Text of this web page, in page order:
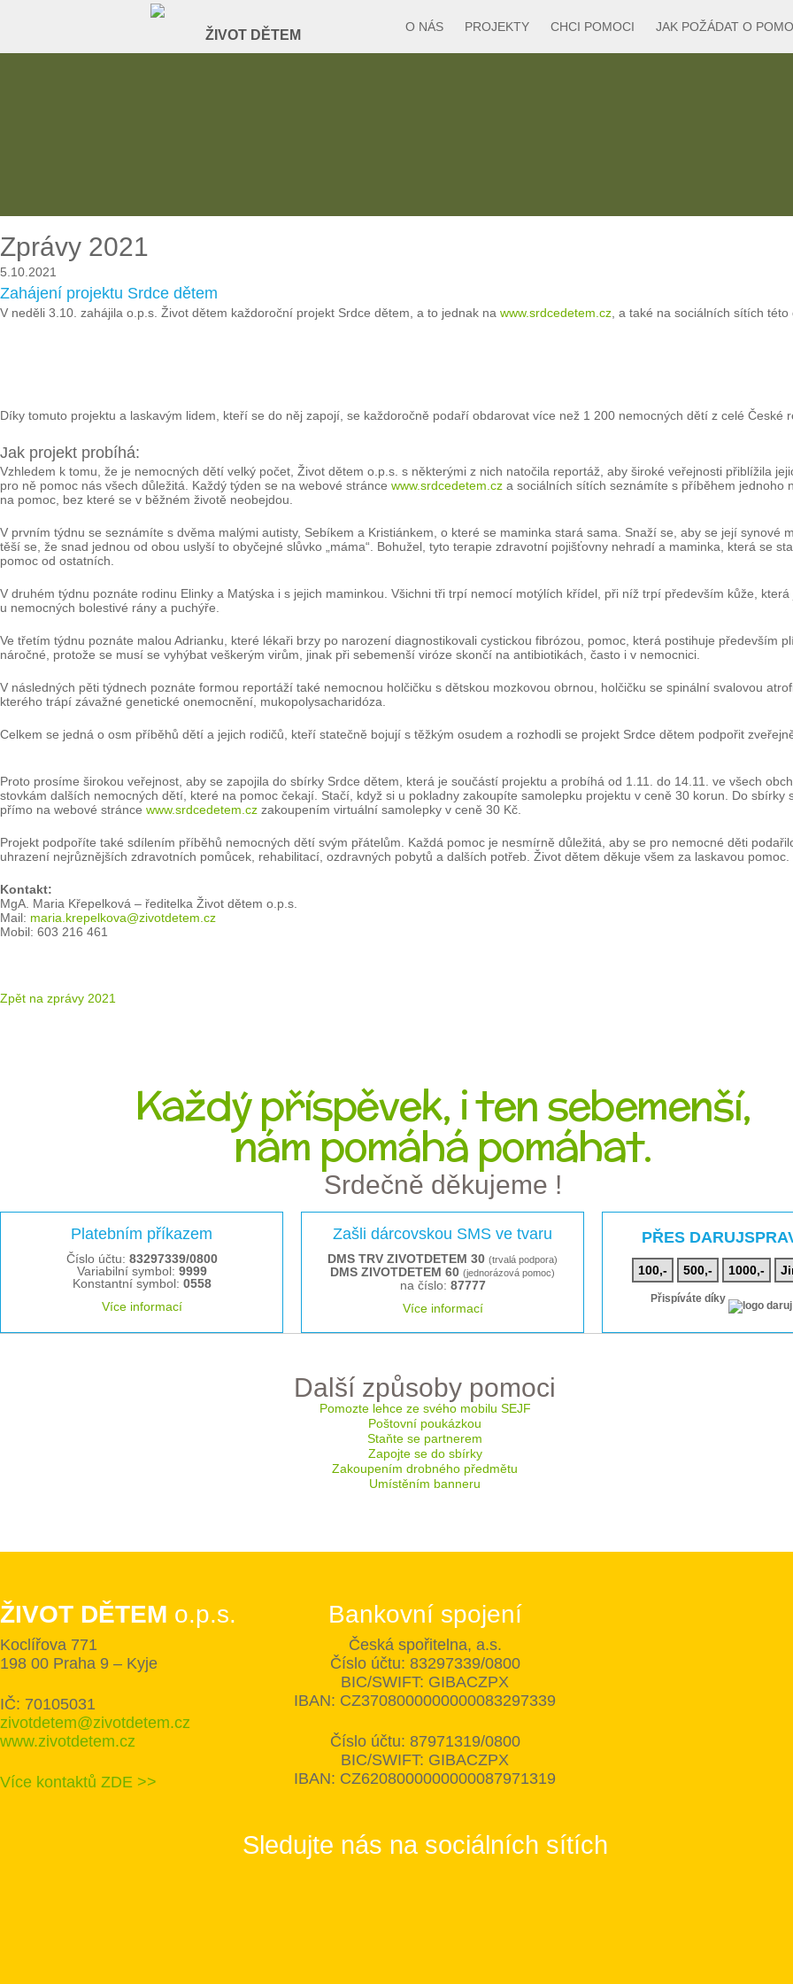
JAK POŽÁDAT O
CHCI POMOCI
PROJEKTY
O NÁS
Zprávy 2021
5.10.2021
Zahájení projektu Srdce dětem
V neděli 3.10. zahájila o.p.s. Život dětem každoroční projekt Srdce dětem, a to jednak na www.srdcedetem.cz , a také na sociálních sítích
Díky tomuto projektu a laskavým lidem, kteří se do něj zapojí, se každoročně podaří obdarovat více než 1 200 nemocných dětí z celé České
Jak projekt probíhá:
Vzhledem k tomu, že je nemocných dětí velký počet, Život dětem o.p.s. s některými z nich natočila reportáž, aby široké veřejnosti přiblížila
pro ně pomoc nás všech důležitá. Každý týden se na webové stránce www.srdcedetem.cz a sociálních sítích seznámíte s příběhem jednoho
na pomoc, bez které se v běžném životě neobejdou.
V prvním týdnu se seznámíte s dvěma malými autisty, Sebíkem a Kristiánkem, o které se maminka stará sama. Snaží se, aby se její synové
těší se, že snad jednou od obou uslyší to obyčejné slůvko „máma“. Bohužel, tyto terapie zdravotní pojišťovny nehradí a maminka, která se
pomoc od ostatních.
V druhém týdnu poznáte rodinu Elinky a Matýska i s jejich maminkou. Všichni tři trpí nemocí motýlích křídel, při níž trpí především kůže,
u nemocných bolestivé rány a puchýře.
Ve třetím týdnu poznáte malou Adrianku, které lékaři brzy po narození diagnostikovali cystickou fibrózou, pomoc, která postihuje především
náročné, protože se musí se vyhýbat veškerým virům, jinak při sebemenší viróze skončí na antibiotikách, často i v nemocnici.
V následných pěti týdnech poznáte formou reportáží také nemocnou holčičku s dětskou mozkovou obrnou, holčičku se spinální svalovou
kterého trápí závažné genetické onemocnění, mukopolysacharidóza.
Celkem se jedná o osm příběhů dětí a jejich rodičů, kteří statečně bojují s těžkým osudem a rozhodli se projekt Srdce dětem podpořit
Proto prosíme širokou veřejnost, aby se zapojila do sbírky Srdce dětem, která je součástí projektu a probíhá od 1.11. do 14.11. ve všech
stovkám dalších nemocných dětí, které na pomoc čekají. Stačí, když si u pokladny zakoupíte samolepku projektu v ceně 30 korun. Do sbírky
přímo na webové stránce www.srdcedetem.cz zakoupením virtuální samolepky v ceně 30 Kč.
Projekt podpoříte také sdílením příběhů nemocných dětí svým přátelům. Každá pomoc je nesmírně důležitá, aby se pro nemocné děti
uhrazení nejrůznějších zdravotních pomůcek, rehabilitací, ozdravných pobytů a dalších potřeb. Život dětem děkuje všem za laskavou pomoc.
Kontakt:
MgA. Maria Křepelková – ředitelka Život dětem o.p.s.
Mail: maria.krepelkova@zivotdetem.cz
Mobil: 603 216 461
Zpět na zprávy 2021
Každý příspěvek, i ten sebemenší,
nám pomáhá pomáhat.
Srdečně děkujeme !
Platebním příkazem
Číslo účtu: 83297339/0800
Variabilní symbol: 9999
Konstantní symbol: 0558
Více informací
Zašli dárcovskou SMS ve tvaru
DMS TRV ZIVOTDETEM 30 (trvalá podpora)
DMS ZIVOTDETEM 60 (jednorázová pomoc)
na číslo: 87777
Více informací
PŘES
100,- 500,- 1000,-
Přispíváte díky
Další způsoby pomoci
Pomozte lehce ze svého mobilu SEJF
Poštovní poukázkou
Staňte se partnerem
Zapojte se do sbírky
Zakoupením drobného předmětu
Umístěním banneru
ŽIVOT DĚTEM o.p.s.
Koclířova 771
198 00 Praha 9 – Kyje
IČ: 70105031
zivotdetem@zivotdetem.cz
www.zivotdetem.cz
Více kontaktů ZDE >>
Bankovní spojení
Česká spořitelna, a.s.
Číslo účtu: 83297339/0800
BIC/SWIFT: GIBACZPX
IBAN: CZ3708000000000083297339
Číslo účtu: 87971319/0800
BIC/SWIFT: GIBACZPX
IBAN: CZ6208000000000087971319
Sledujte nás na sociálních sítích